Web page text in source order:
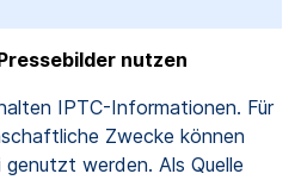
nutzen
IPTC-Informationen. Für
Zwecke können
werden. Als Quelle